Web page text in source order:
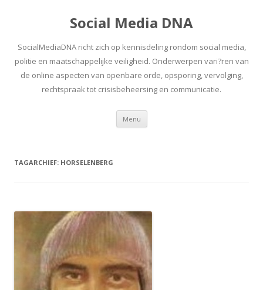
Social Media DNA
SocialMediaDNA richt zich op kennisdeling rondom social media,
politie en maatschappelijke veiligheid. Onderwerpen vari?ren van
de online aspecten van openbare orde, opsporing, vervolging,
rechtspraak tot crisisbeheersing en communicatie.
Menu Spring
inhoud
TAGARCHIEF: HORSELENBERG